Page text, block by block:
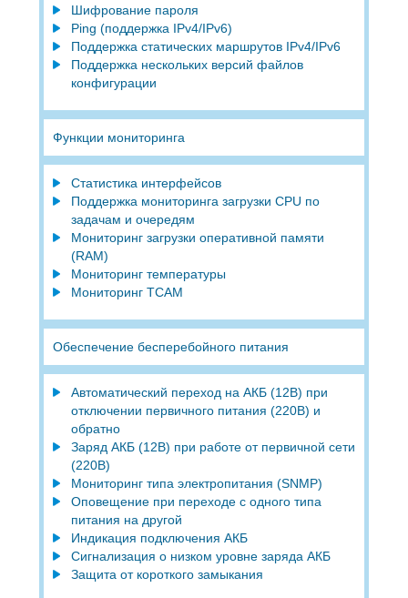
Шифрование пароля
Ping (поддержка IPv4/IPv6)
Поддержка статических маршрутов IPv4/IPv6
Поддержка нескольких версий файлов
конфигурации
Функции мониторинга
Статистика интерфейсов
Поддержка мониторинга загрузки CPU по
задачам и очередям
Мониторинг загрузки оперативной памяти
(RAM)
Мониторинг температуры
Мониторинг TCAM
Обеспечение бесперебойного питания
Автоматический переход на АКБ (12В) при
отключении первичного питания (220В) и
обратно
Заряд АКБ (12В) при работе от первичной сети
(220В)
Мониторинг типа электропитания (SNMP)
Оповещение при переходе с одного типа
питания на другой
Индикация подключения АКБ
Сигнализация о низком уровне заряда АКБ
Защита от короткого замыкания